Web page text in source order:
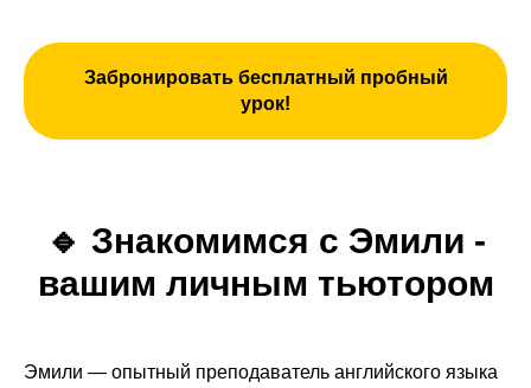
Забронировать бесплатный пробный
урок!
🔹 Знакомимся с Эмили -
вашим личным тьютором
Эмили — опытный преподаватель английского языка